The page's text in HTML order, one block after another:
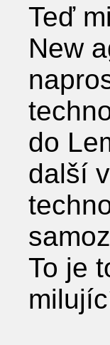
Teď
New
do
další
To je